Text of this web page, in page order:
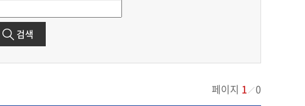
검색
페이지 1 0